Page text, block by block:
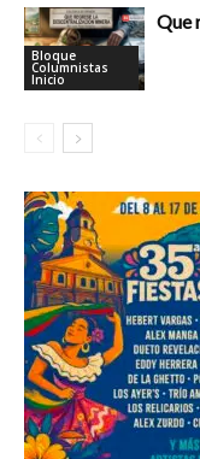
Bloque
Columnistas
Inicio
Que